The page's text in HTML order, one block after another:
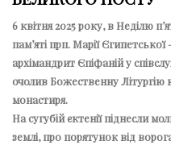
6 квітня 2025 року, в Неділю
памʼяті прп. Марії
архімандрит Єпіфаній у
очолив Божественну Літургію
монастиря.
На сугубій єктенії піднесли
землі, про порятунок від